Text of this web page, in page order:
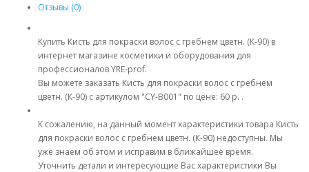
Отзывы (0)
Купить Кисть для покраски волос c гребнем цветн. (К-90) в
интернет магазине косметики и оборудования для
профессионалов YRE-prof.
Вы можете заказать Кисть для покраски волос c гребнем
цветн. (К-90) с артикулом "CY-B001" по цене: 60 р. .
К сожалению, на данный момент характеристики товара Кисть
для покраски волос c гребнем цветн. (К-90) недоступны. Мы
уже знаем об этом и исправим в ближайшее время.
Уточнить детали и интересующие Вас характеристики Вы